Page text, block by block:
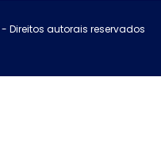
- Direitos autorais reservados